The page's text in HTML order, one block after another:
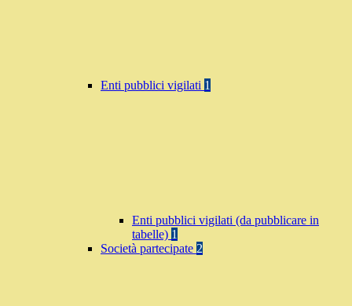
Enti pubblici vigilati 1
Enti pubblici vigilati (da pubblicare in
tabelle) 1
Società partecipate 2